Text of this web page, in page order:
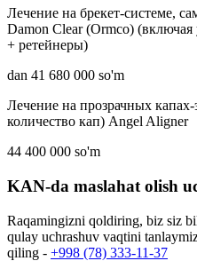
Лечение на брекет-системе,
Damon Clear (Ormco) (включая
+ ретейнеры)
dan 41 680 000 so'm
Лечение на прозрачных
количество кап) Angel Aligner
44 400 000 so'm
KAN-da maslahat olish
Raqamingizni qoldiring, biz siz
qulay uchrashuv vaqtini
qiling - +998 (78) 333-11-37